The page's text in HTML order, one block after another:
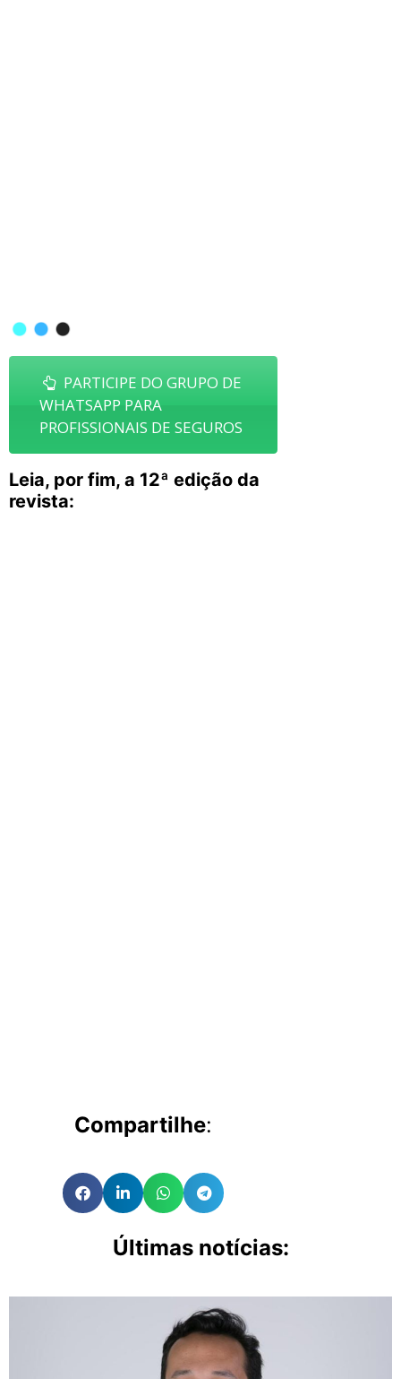
PARTICIPE DO GRUPO DE
WHATSAPP PARA
PROFISSIONAIS DE SEGUROS
Leia, por fim, a 12ª edição da
revista:
Compartilhe:
Últimas notícias: